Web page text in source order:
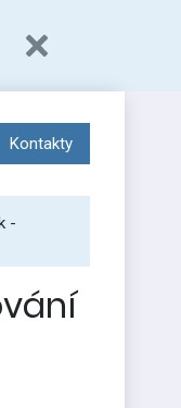
Kontakty
-